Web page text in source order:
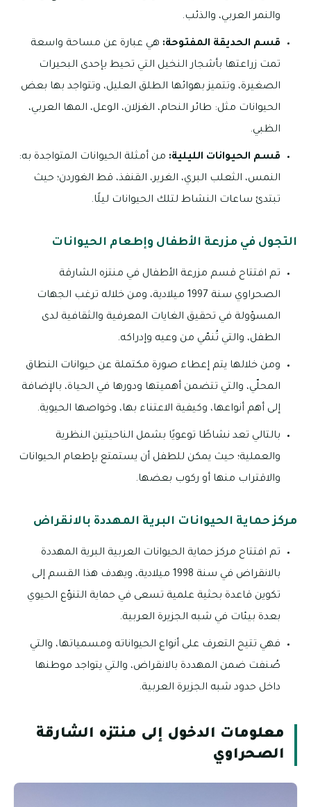
والنمر العربي، والذئب.
قسم الحديقة المفتوحة: هي عبارة عن مساحة واسعة
تمت زراعتها بأشجار النخيل التي تحيط بإحدى البحيرات
الصغيرة، وتتميز بهوائها الطلق العليل، وتتواجد بها بعض
الحيوانات مثل: طائر النحام، الغزلان، الوعل، المها العربي،
الظبي.
قسم الحيوانات الليلية: من أمثلة الحيوانات المتواجدة به:
النمس، الثعلب البري، الغرير، القنفذ، قط الغوردن؛ حيث
تبتدئ ساعات النشاط لتلك الحيوانات ليلًا.
التجول في مزرعة الأطفال وإطعام الحيوانات
تم افتتاح قسم مزرعة الأطفال في منتزه الشارقة
الصحراوي سنة 1997 ميلادية، ومن خلاله ترغب الجهات
المسؤولة في تحقيق الغايات المعرفية والثقافية لدى
الطفل، والتي تُنمّي من وعيه وإدراكه.
ومن خلالها يتم إعطاء صورة مكتملة عن حيوانات النطاق
المحلّي، والتي تتضمن أهميتها ودورها في الحياة، بالإضافة
إلى أهم أنواعها، وكيفية الاعتناء بها، وخواصها الحيوية.
بالتالي تعد نشاطًا توعويًا بشمل الناحيتين النظرية
والعملية؛ حيث يمكن للطفل أن يستمتع بإطعام الحيوانات
والاقتراب منها أو ركوب بعضها.
مركز حماية الحيوانات البرية المهددة بالانقراض
تم افتتاح مركز حماية الحيوانات العربية البرية المهددة
بالانقراض في سنة 1998 ميلادية، ويهدف هذا القسم إلى
تكوين قاعدة بحثية علمية تسعى في حماية التنوّع الحيوي
بعدة بيئات في شبه الجزيرة العربية.
فهي تتيح التعرف على أنواع الحيواناته ومسمياتها، والتي
صُنفت ضمن المهددة بالانقراض، والتي يتواجد موطنها
داخل حدود شبه الجزيرة العربية.
معلومات الدخول إلى منتزه الشارقة
الصحراوي